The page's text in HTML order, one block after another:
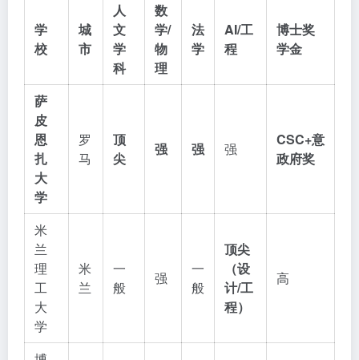
学
校
城
市
人
文
学
科
数
学/
物
理
法
学
AI/工
程
博士奖
学金
萨
皮
恩
扎
大
学
罗
马
顶
尖
强 强 强
CSC+意
政府奖
米
兰
理
工
大
学
米
兰
一
般
强
一
般
顶尖
（设
计/工
程）
高